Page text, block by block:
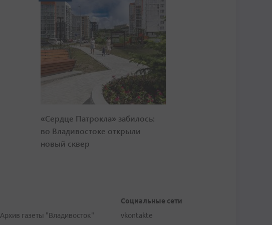
«Сердце Патрокла» забилось:
во Владивостоке открыли
новый сквер
Архив газеты "Владивосток"
Социальные сети
vkontakte